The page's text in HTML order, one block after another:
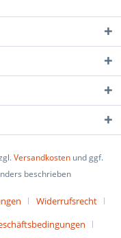
Versandkosten und ggf.
beschrieben
Widerrufsrecht